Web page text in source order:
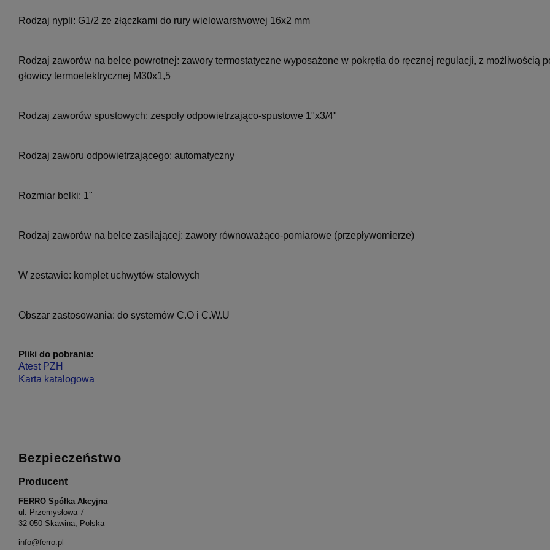
Rodzaj nypli: G1/2 ze złączkami do rury wielowarstwowej 16x2 mm
Rodzaj zaworów na belce powrotnej: zawory termostatyczne wyposażone w pokrętła do ręcznej regulacji, z możliwością
głowicy termoelektrycznej M30x1,5
Rodzaj zaworów spustowych: zespoły odpowietrzająco-spustowe 1"x3/4"
Rodzaj zaworu odpowietrzającego: automatyczny
Rozmiar belki: 1"
Rodzaj zaworów na belce zasilającej: zawory równoważąco-pomiarowe (przepływomierze)
W zestawie: komplet uchwytów stalowych
Obszar zastosowania: do systemów C.O i C.W.U
Pliki do pobrania:
Atest PZH
Karta katalogowa
Bezpieczeństwo
Producent
FERRO Spółka Akcyjna
ul. Przemysłowa 7
32-050 Skawina, Polska
info@ferro.pl